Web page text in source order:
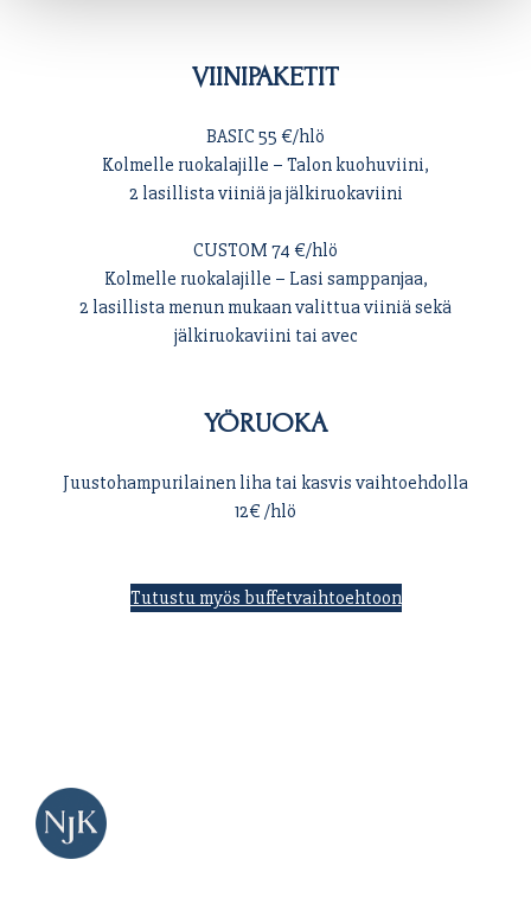
VIINIPAKETIT
BASIC 55 €/hlö
Kolmelle ruokalajille – Talon kuohuviini,
2 lasillista viiniä ja jälkiruokaviini
CUSTOM 74 €/hlö
Kolmelle ruokalajille – Lasi samppanjaa,
2 lasillista menun mukaan valittua viiniä sekä
jälkiruokaviini tai avec
YÖRUOKA
Juustohampurilainen liha tai kasvis vaihtoehdolla
12€ /hlö
Tutustu myös buffetvaihtoehtoon